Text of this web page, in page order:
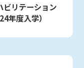
ビリテーション
年度入学）